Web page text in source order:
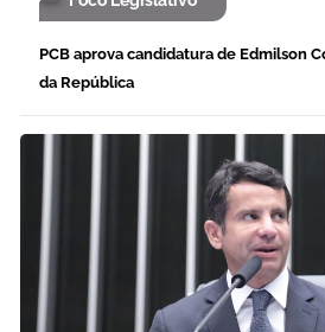
PCB aprova candidatura de Edmilson
da República